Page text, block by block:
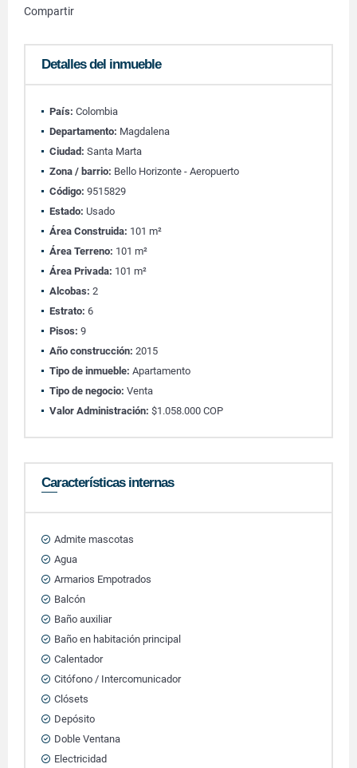
Compartir
Detalles del inmueble
País: Colombia
Departamento: Magdalena
Ciudad: Santa Marta
Zona / barrio: Bello Horizonte - Aeropuerto
Código: 9515829
Estado: Usado
Área Construida: 101 m²
Área Terreno: 101 m²
Área Privada: 101 m²
Alcobas: 2
Estrato: 6
Pisos: 9
Año construcción: 2015
Tipo de inmueble: Apartamento
Tipo de negocio: Venta
Valor Administración: $1.058.000 COP
Características internas
Admite mascotas
Agua
Armarios Empotrados
Balcón
Baño auxiliar
Baño en habitación principal
Calentador
Citófono / Intercomunicador
Clósets
Depósito
Doble Ventana
Electricidad